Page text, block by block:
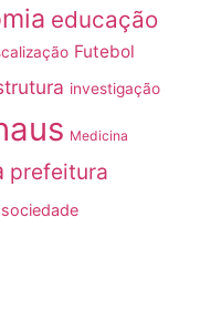
educação
Futebol
investigação
Medicina
prefeitura
sociedade